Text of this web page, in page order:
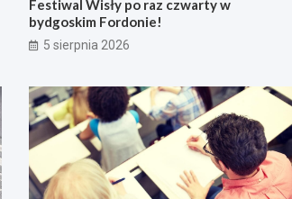
Festiwal Wisły po raz czwarty w
bydgoskim Fordonie!
5 sierpnia 2026